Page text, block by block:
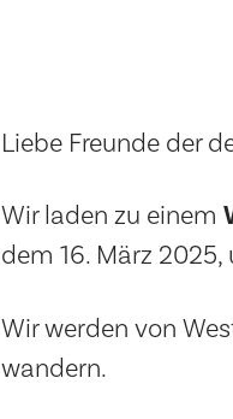
Liebe Freunde der
Wir laden zu einem
dem 16. März
Wir werden von
wandern.